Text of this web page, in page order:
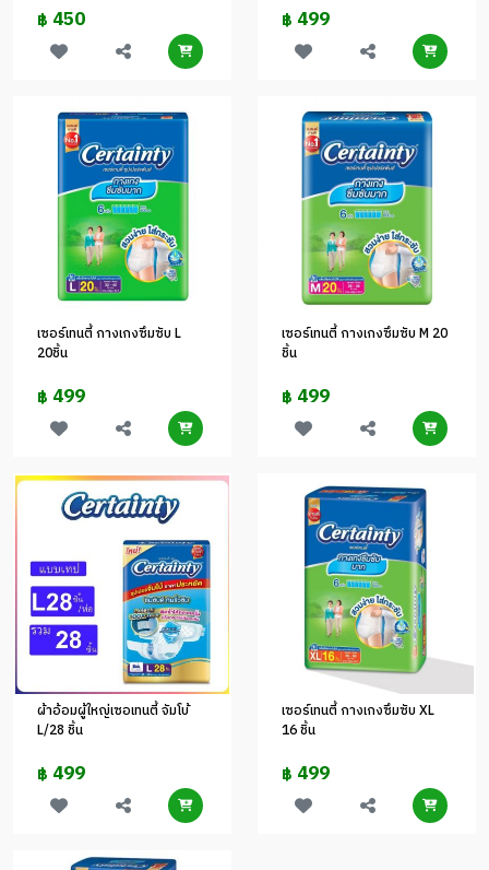
฿ 450 ฿ 499
เซอร์เทนตี้ กางเกงซึมซับ L
20ชิ้น
฿ 499
เซอร์เทนตี้ กางเกงซึมซับ M 20
ชิ้น
฿ 499
ผ้าอ้อมผู้ใหญ่เซอเทนตี้ จัมโบ้
L/28 ชิ้น
฿ 499
เซอร์เทนตี้ กางเกงซึมซับ XL
16 ชิ้น
฿ 499